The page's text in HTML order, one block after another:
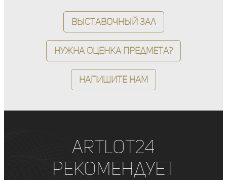
Выставочный зал
Нужна оценка предмета?
Напишите нам
ArtLot24
рекомендует